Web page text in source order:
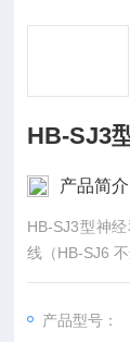
HB-SJ3
产品简介
HB-SJ3型神
线（HB-SJ6
产品型号：